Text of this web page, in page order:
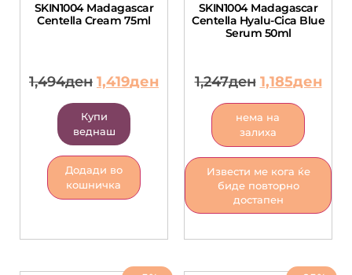
SKIN1004 Madagascar
Centella Cream 75ml
1,494ден 1,419ден
Купи
веднаш
Додади во
кошничка
SKIN1004 Madagascar
Centella Hyalu-Cica Blue
Serum 50ml
1,247ден 1,185ден
нема на
залиха
Извести ме кога ќе
биде повторно
достапен